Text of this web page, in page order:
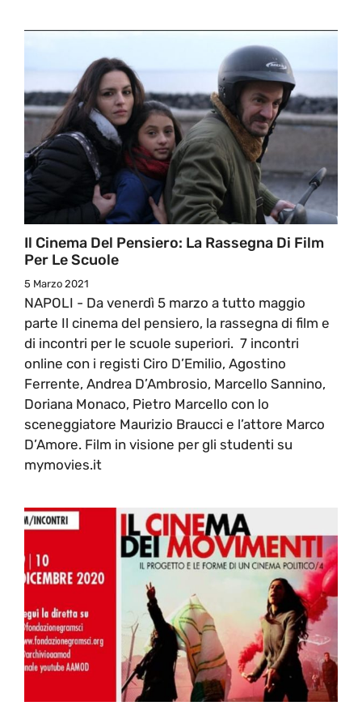
Il Cinema Del Pensiero: La Rassegna Di Film
Per Le Scuole
5 Marzo 2021
NAPOLI - Da venerdì 5 marzo a tutto maggio
parte Il cinema del pensiero, la rassegna di film e
di incontri per le scuole superiori. 7 incontri
online con i registi Ciro D’Emilio, Agostino
Ferrente, Andrea D’Ambrosio, Marcello Sannino,
Doriana Monaco, Pietro Marcello con lo
sceneggiatore Maurizio Braucci e l’attore Marco
D’Amore. Film in visione per gli studenti su
mymovies.it